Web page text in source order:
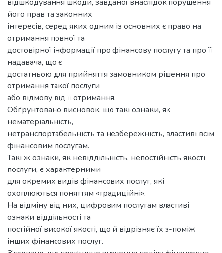
відшкодування шкоди, завданої внаслідок порушення
його прав та законних
інтересів, серед яких одним із основних є право на
отримання повної та
достовірної інформації про фінансову послугу та про її
надавача, що є
достатньою для прийняття замовником рішення про
отримання такої послуги
або відмову від її отримання.
Обґрунтовано висновок, що такі ознаки, як
нематеріальність,
нетранспортабельність та незбережність, властиві всім
фінансовим послугам.
Такі ж ознаки, як невіддільність, непостійність якості
послуги, є характерними
для окремих видів фінансових послуг, які
охоплюються поняттям «традиційні».
На відміну від них, цифровим послугам властиві
ознаки віддільності та
постійної високої якості, що й відрізняє їх з-поміж
інших фінансових послуг.